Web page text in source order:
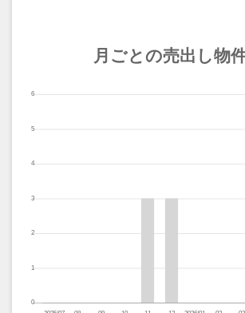
月ごとの売出し物